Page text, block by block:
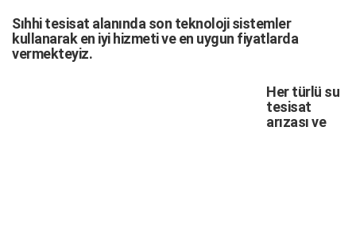
Sıhhi tesisat alanında son teknoloji sistemler
kullanarak en iyi hizmeti ve en uygun fiyatlarda
vermekteyiz.
Her türlü su
tesisat
arızasıve